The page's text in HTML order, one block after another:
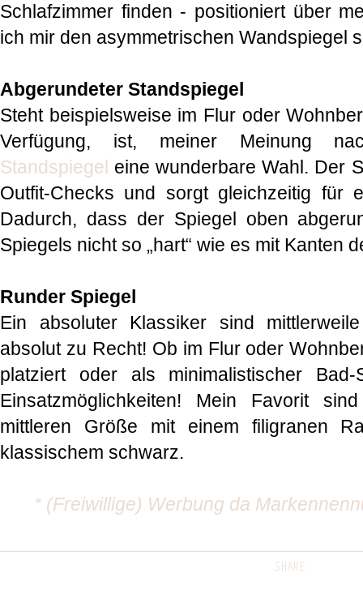
Schlafzimmer finden - positioniert über
ich mir den asymmetrischen Wandspiegel
Abgerundeter Standspiegel
Steht beispielsweise im Flur oder
Verfügung, ist, meiner Meinung
Standspiegel eine wunderbare Wahl. Der
Outfit-Checks und sorgt gleichzeitig für
Dadurch, dass der Spiegel oben
Spiegels nicht so „hart“ wie es mit Kanten
Runder Spiegel
Ein absoluter Klassiker sind
absolut zu Recht! Ob im Flur oder
platziert oder als minimalistischer
Einsatzmöglichkeiten! Mein Favorit
mittleren Größe mit einem filigranen
klassischem schwarz.
* (Freiwillige) Werbung da
SHARE: